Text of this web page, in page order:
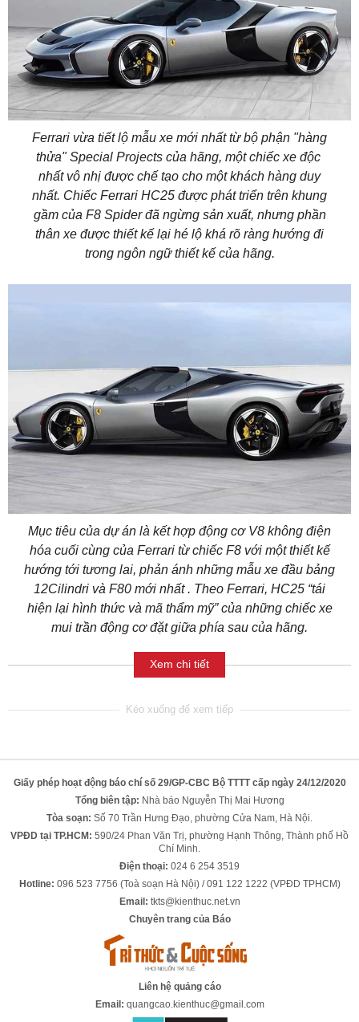
Ferrari vừa tiết lộ mẫu xe mới nhất từ ​​bộ phận "hàng
thửa" Special Projects của hãng, một chiếc xe độc ​​
nhất vô nhị được chế tạo cho một khách hàng duy
nhất. Chiếc Ferrari HC25 được phát triển trên khung
gầm của F8 Spider đã ngừng sản xuất, nhưng phần
thân xe được thiết kế lại hé lộ khá rõ ràng hướng đi
trong ngôn ngữ thiết kế của hãng.
Mục tiêu của dự án là kết hợp động cơ V8 không điện
hóa cuối cùng của Ferrari từ chiếc F8 với một thiết kế
hướng tới tương lai, phản ánh những mẫu xe đầu bảng
12Cilindri và F80 mới nhất . Theo Ferrari, HC25 “tái
hiện lại hình thức và mã thẩm mỹ” của những chiếc xe
mui trần động cơ đặt giữa phía sau của hãng.
Xem chi tiết
Giấy phép hoạt động báo chí số 29/GP-CBC Bộ TTTT cấp ngày 24/12/2020
Tổng biên tập: Nhà báo Nguyễn Thị Mai Hương
Tòa soạn: Số 70 Trần Hưng Đạo, phường Cửa Nam, Hà Nội.
VPĐD tại TP.HCM: 590/24 Phan Văn Trị, phường Hạnh Thông, Thành phố Hồ
Chí Minh.
Điện thoại: 024 6 254 3519
Hotline: 096 523 7756 (Toà soạn Hà Nội) / 091 122 1222 (VPĐD TPHCM)
Email: tkts@kienthuc.net.vn
Chuyên trang của Báo
Liên hệ quảng cáo
Email: quangcao.kienthuc@gmail.com